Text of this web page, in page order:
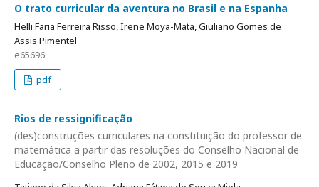
O trato curricular da aventura no Brasil e na Espanha
Helli Faria Ferreira Risso, Irene Moya-Mata, Giuliano Gomes de
Assis Pimentel
e65696
pdf
Rios de ressignificação
(des)construções curriculares na constituição do professor de
matemática a partir das resoluções do Conselho Nacional de
Educação/Conselho Pleno de 2002, 2015 e 2019